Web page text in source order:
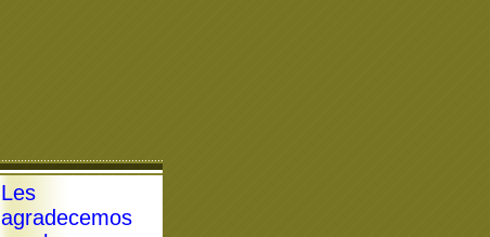
Les
agradecemos